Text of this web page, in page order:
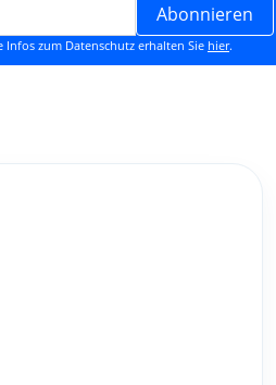
Abonnieren
zum Datenschutz erhalten Sie hier.